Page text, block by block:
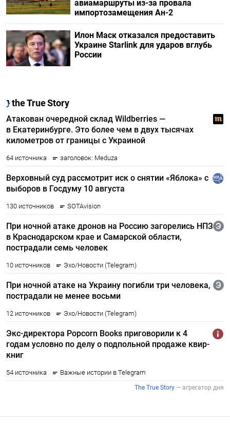
авиамаршруты из-за провала
импортозамещения Ан-2
Илон Маск отказался предоставить
Украине Starlink для ударов вглубь
России